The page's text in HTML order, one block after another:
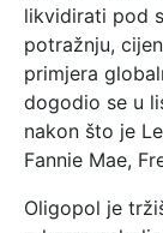
likvidirati pod
potražnju,
primjera
dogodio se u
nakon što je
Fannie Mae,
Oligopol je